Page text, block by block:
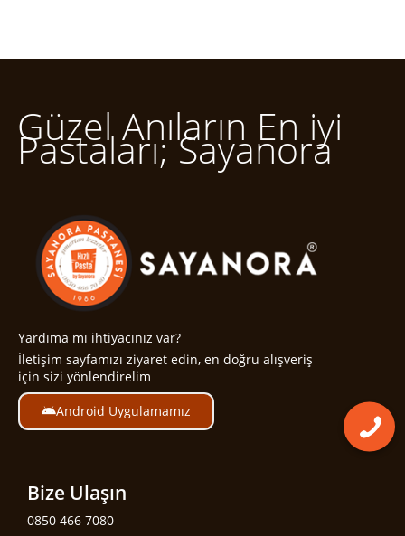
Güzel Anıların En iyi
Pastaları; Sayanora
Yardıma mı ihtiyacınız var?
İletişim sayfamızı ziyaret edin, en doğru alışveriş
için sizi yönlendirelim
Android Uygulamamız
Bize Ulaşın
0850 466 7080